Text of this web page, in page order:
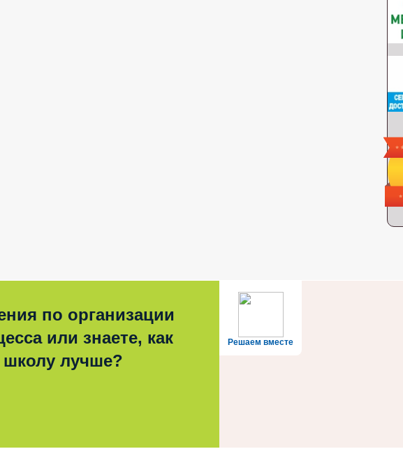
Решаем вместе
по организации
или знаете, как
школу лучше?